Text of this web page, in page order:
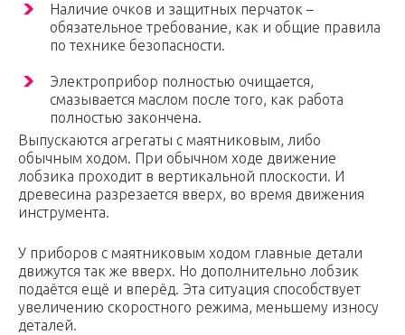
Наличие очков и защитных перчаток –
обязательное требование, как и общие правила
по технике безопасности.
Электроприбор полностью очищается,
смазывается маслом после того, как работа
полностью закончена.
Выпускаются агрегаты с маятниковым, либо
обычным ходом. При обычном ходе движение
лобзика проходит в вертикальной плоскости. И
древесина разрезается вверх, во время движения
инструмента.
У приборов с маятниковым ходом главные детали
движутся так же вверх. Но дополнительно лобзик
подаётся ещё и вперёд. Эта ситуация способствует
увеличению скоростного режима, меньшему износу
деталей.